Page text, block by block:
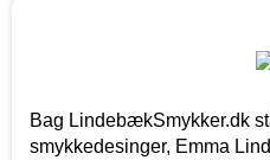
Bag LindebækSmykker.dk
smykkedesinger, Emma